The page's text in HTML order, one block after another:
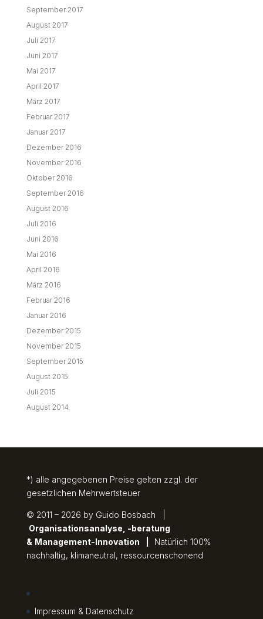
September 2017
August 2017
Juli 2017
Juni 2017
Mai 2017
April 2017
März 2017
Februar 2017
Januar 2017
Dezember 2016
November 2016
Oktober 2016
September 2016
August 2016
Juli 2016
Juni 2016
Mai 2016
April 2016
März 2016
Februar 2016
Januar 2016
Dezember 2015
November 2015
September 2015
August 2015
Juli 2015
August 2014
*) alle angegebenen Preise gelten zzgl. der
gesetzlichen Mehrwertsteuer
© 2011 – 2026 by Guido Bosbach |
Organisationsanalyse, -beratung
& Management-Innovation
Natürlich 100%
nachhaltig, klimaneutral, ressourcenschonend
Impressum & Datenschutz